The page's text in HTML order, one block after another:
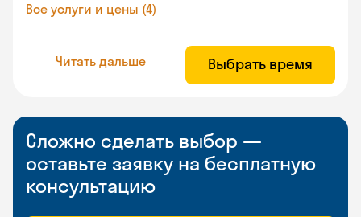
Все услуги и цены (4)
Читать дальше Выбрать время
Сложно сделать выбор —
оставьте заявку на бесплатную
консультацию